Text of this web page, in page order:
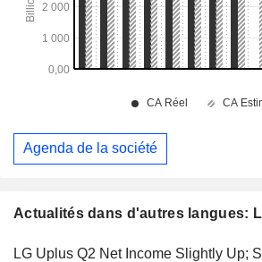
Actualités dans d'autres langues:
LG Uplus Q2 Net Income Slightly Up;
Agenda de la société